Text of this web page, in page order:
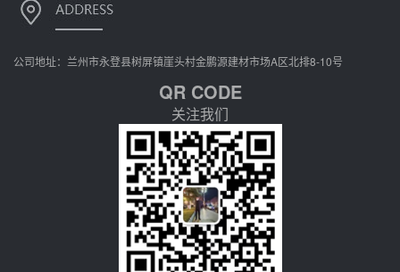
公司地址：兰州市永登县树屏镇崖头村金鹏源建材市场A区北排8-10号
QR CODE
关注我们